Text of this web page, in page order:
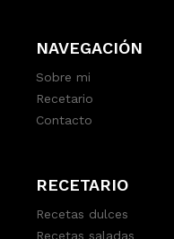
NAVEGACIÓN
Sobre mi
Recetario
Contacto
RECETARIO
Recetas dulces
Recetas saladas